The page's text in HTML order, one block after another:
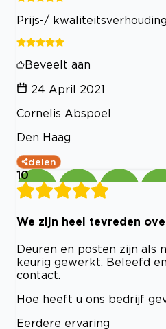
Prijs-/ kwaliteitsverhouding
Beveelt aan
24 April 2021
Cornelis Abspoel
Den Haag
delen
10
We zijn heel tevreden
Deuren en posten zijn als
keurig gewerkt. Beleefd
contact.
Hoe heeft u ons bedrijf
Eerdere ervaring